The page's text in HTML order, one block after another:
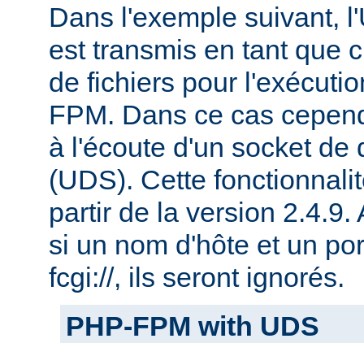
Dans l'exemple suivant,
est transmis en tant que
de fichiers pour
FPM. Dans ce cas
à l'écoute d'un socket de
(UDS). Cette
partir de la version 2.4.9.
si un nom d'hôte et un
fcgi://, ils seront ignorés.
PHP-FPM with UDS